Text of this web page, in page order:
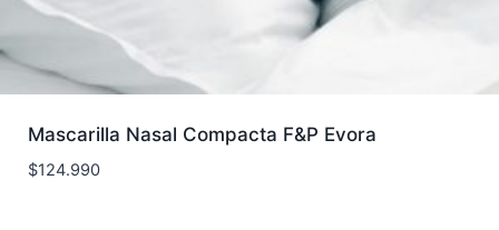
Mascarilla Nasal Compacta F&P Evora
$124.990